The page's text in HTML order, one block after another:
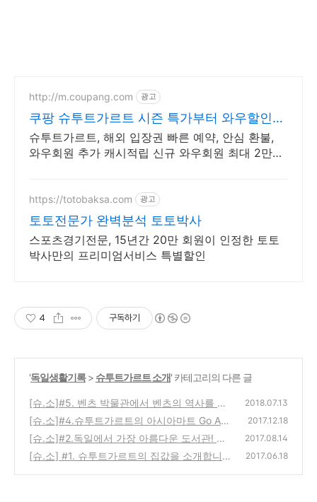
http://m.coupang.com 광고
쿠팡 슈투트가르트 시즌 특가부터 와우할인까
지
슈투트가르트, 해외 입장권 빠른 예약, 안심 환불,
와우회원 추가 캐시적립 신규 와우회원 최대 2만3
https://totobaksa.com 광고
토토전문가 완벽분석 토토박사
스포츠경기전문, 15년간 20만 회원이 인정한 토토
박사만의 프리미엄서비스 특별할인
4 구독하기
'독일생활기록> 슈투트가르트 소개' 카테고리의 다른 글
[슈.소]#5. 벤츠 박물관에서 벤츠의 역사를 한
눈에 보자!
(3)
2018.07.13
[슈.소]#4.슈투트가르트의 아시아마트 Go Asi
a
(6)
2017.12.18
[슈.소]#2.독일에서 가장 아름다운 도서관! 슈
투트가르트 도서관 이야기와 이용 꿀 팁!!
(12)
2017.08.14
[슈.소] #1. 슈투트가르트의 집값을 소개합니
2017.06.18